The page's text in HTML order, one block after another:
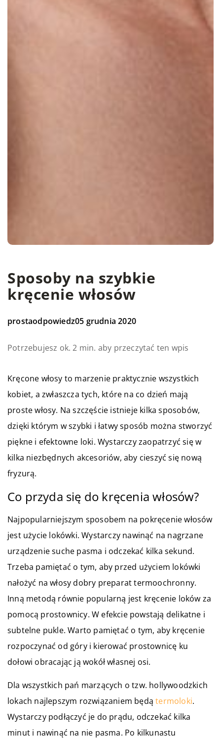
Sposoby na szybkie
kręcenie włosów
prostaodpowiedz05 grudnia 2020
Potrzebujesz ok. 2 min. aby przeczytać ten wpis
Kręcone włosy to marzenie praktycznie wszystkich
kobiet, a zwłaszcza tych, które na co dzień mają
proste włosy. Na szczęście istnieje kilka sposobów,
dzięki którym w szybki i łatwy sposób można stworzyć
piękne i efektowne loki. Wystarczy zaopatrzyć się w
kilka niezbędnych akcesoriów, aby cieszyć się nową
fryzurą.
Co przyda się do kręcenia włosów?
Najpopularniejszym sposobem na pokręcenie włosów
jest użycie lokówki. Wystarczy nawinąć na nagrzane
urządzenie suche pasma i odczekać kilka sekund.
Trzeba pamiętać o tym, aby przed użyciem lokówki
nałożyć na włosy dobry preparat termoochronny.
Inną metodą równie popularną jest kręcenie loków za
pomocą prostownicy. W efekcie powstają delikatne i
subtelne pukle. Warto pamiętać o tym, aby kręcenie
rozpoczynać od góry i kierować prostownicę ku
dołowi obracając ją wokół własnej osi.
Dla wszystkich pań marzących o tzw. hollywoodzkich
lokach najlepszym rozwiązaniem będątermoloki.
Wystarczy podłączyć je do prądu, odczekać kilka
minut i nawinąć na nie pasma. Po kilkunastu